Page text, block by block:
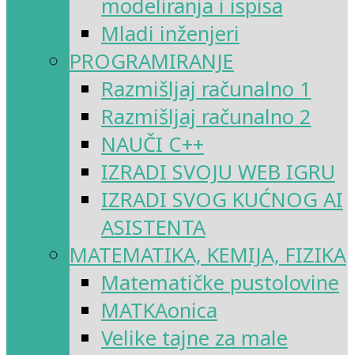
modeliranja i ispisa
Mladi inženjeri
PROGRAMIRANJE
Razmišljaj računalno 1
Razmišljaj računalno 2
NAUČI C++
IZRADI SVOJU WEB IGRU
IZRADI SVOG KUĆNOG AI
ASISTENTA
MATEMATIKA, KEMIJA, FIZIKA
Matematičke pustolovine
MATKAonica
Velike tajne za male